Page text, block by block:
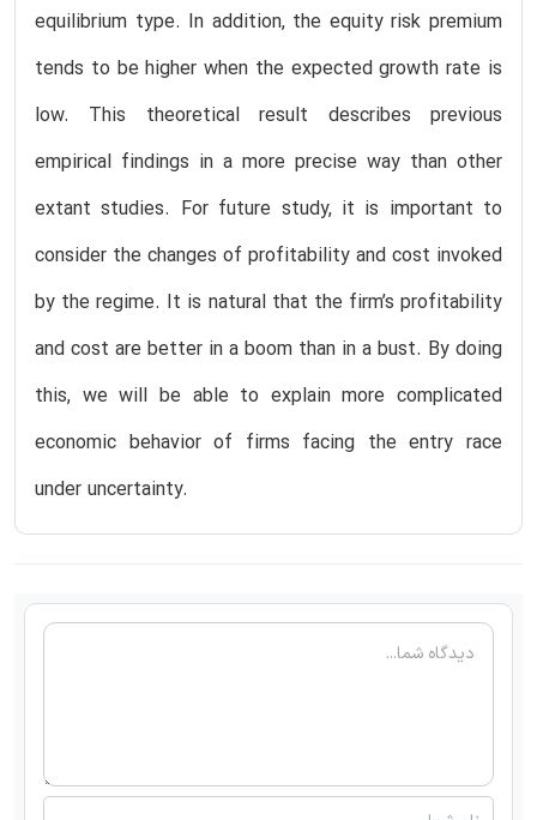
equilibrium type. In addition, the equity risk premium
tends to be higher when the expected growth rate is
low. This theoretical result describes previous
empirical findings in a more precise way than other
extant studies. For future study, it is important to
consider the changes of profitability and cost invoked
by the regime. It is natural that the firm’s profitability
and cost are better in a boom than in a bust. By doing
this, we will be able to explain more complicated
economic behavior of firms facing the entry race
under uncertainty.